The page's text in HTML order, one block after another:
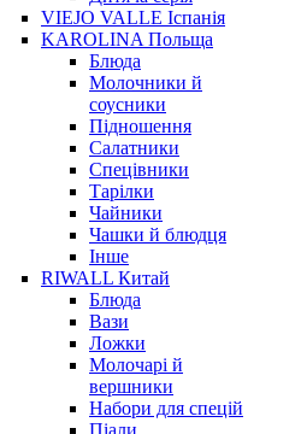
VIEJO VALLE Іспанія
KAROLINA Польща
Блюда
Молочники й
соусники
Підношення
Салатники
Спецівники
Тарілки
Чайники
Чашки й блюдця
Інше
RIWALL Китай
Блюда
Вази
Ложки
Молочарі й
вершники
Набори для спецій
Піали